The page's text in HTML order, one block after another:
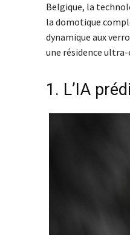
Belgique, la
la domotique
dynamique aux
une résidence
1. L’IA